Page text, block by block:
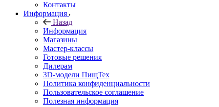
Контакты
Информация
Назад
Информация
Магазины
Мастер-классы
Готовые решения
Дилерам
3D-модели ПищТех
Политика конфиденциальности
Пользовательское соглашение
Полезная информация